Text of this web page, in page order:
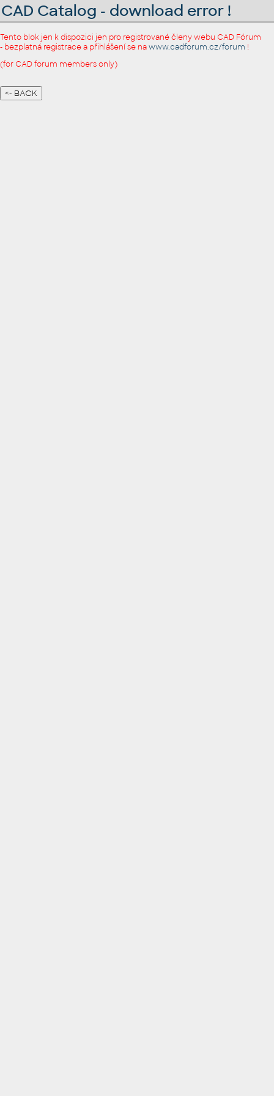
CAD Catalog - download error !
Tento blok jen k dispozici jen pro registrované členy webu CAD Fórum
- bezplatná registrace a přihlášení se nawww.cadforum.cz/forum !
(for CAD forum members only)